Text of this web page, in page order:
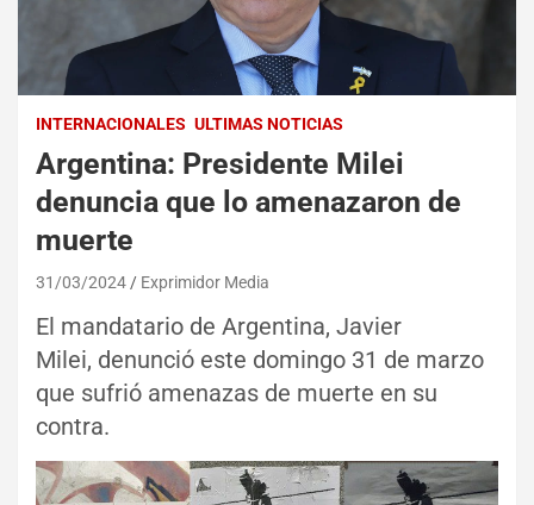
INTERNACIONALES ULTIMAS NOTICIAS
Argentina: Presidente Milei
denuncia que lo amenazaron de
muerte
31/03/2024 Exprimidor Media
El mandatario de Argentina, Javier
Milei, denunció este domingo 31 de marzo
que sufrió amenazas de muerte en su
contra.